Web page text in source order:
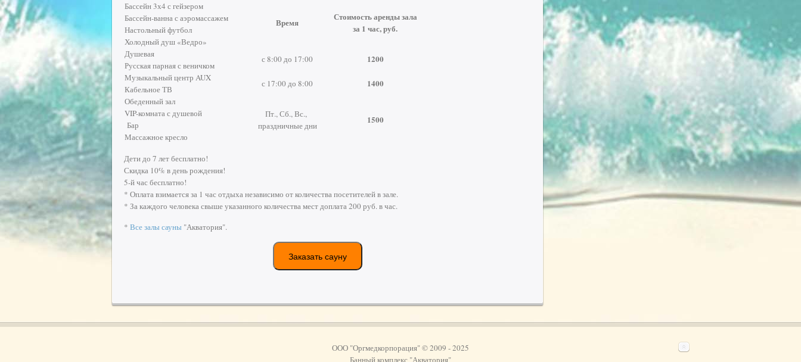
Бассейн 3х4 с гейзером
Бассейн-ванна с аэромассажем
Настольный футбол
Холодный душ «Ведро»
Душевая
Русская парная с веничком
Музыкальный центр AUX
Кабельное ТВ
Обеденный зал
VIP-комната с душевой
Бар
Массажное кресло
Время
Стоимость аренды зала
за 1 час, руб.
с 8:00 до 17:00 1200
с 17:00 до 8:00 1400
Пт., Сб., Вс.,
праздничные дни
1500
Дети до 7 лет бесплатно!
Скидка 10% в день рождения!
5-й час бесплатно!
* Оплата взимается за 1 час отдыха независимо от количества посетителей в зале.
* За каждого человека свыше указанного количества мест доплата 200 руб. в час.
* Все залы сауны "Акватория".
Заказать сауну
ООО "Оргмедкорпорация" © 2009 - 2025
Банный комплекс "Акватория"